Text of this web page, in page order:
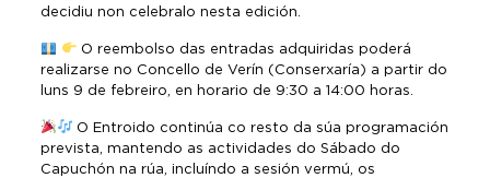
decidiu non celebralo nesta edición.
O reembolso das entradas adquiridas poderá
realizarse no Concello de Verín (Conserxaría) a partir do
luns 9 de febreiro, en horario de 9:30 a 14:00 horas.
O Entroido continúa co resto da súa programación
prevista, mantendo as actividades do Sábado do
Capuchón na rúa, incluíndo a sesión vermú, os